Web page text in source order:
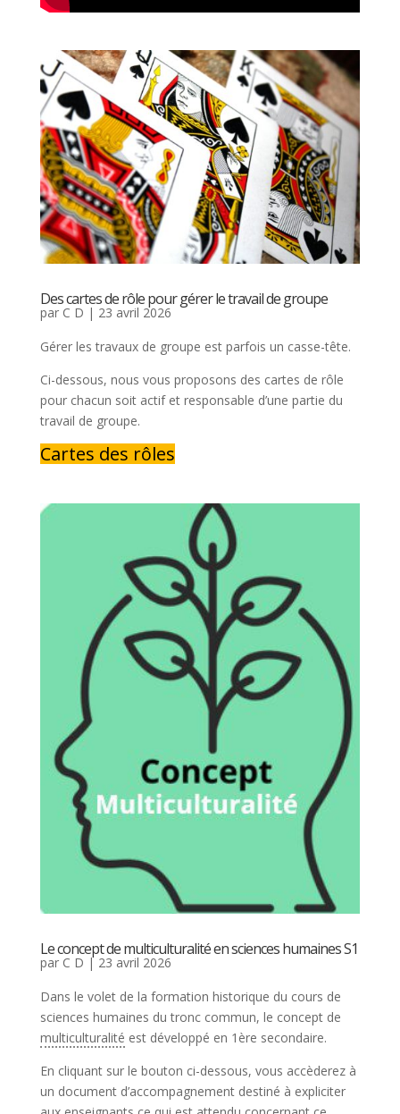
Des cartes de rôle pour gérer le travail de groupe
par C D | 23 avril 2026
Gérer les travaux de groupe est parfois un casse-tête.
Ci-dessous, nous vous proposons des cartes de rôle
pour chacun soit actif et responsable d’une partie du
travail de groupe.
Cartes des rôles
Le concept de multiculturalité en sciences humaines S1
par C D | 23 avril 2026
Dans le volet de la formation historique du cours de
sciences humaines du tronc commun, le concept de
multiculturalité est développé en 1ère secondaire.
En cliquant sur le bouton ci-dessous, vous accèderez à
un document d’accompagnement destiné à expliciter